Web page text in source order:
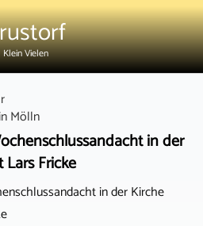
Klein Vielen
inMölln
in der
Fricke
in der Kirche